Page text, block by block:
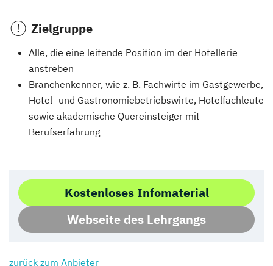
Zielgruppe
Alle, die eine leitende Position im der Hotellerie
anstreben
Branchenkenner, wie z. B. Fachwirte im Gastgewerbe,
Hotel- und Gastronomiebetriebswirte, Hotelfachleute
sowie akademische Quereinsteiger mit
Berufserfahrung
Kostenloses Infomaterial
Webseite des Lehrgangs
zurück zum Anbieter